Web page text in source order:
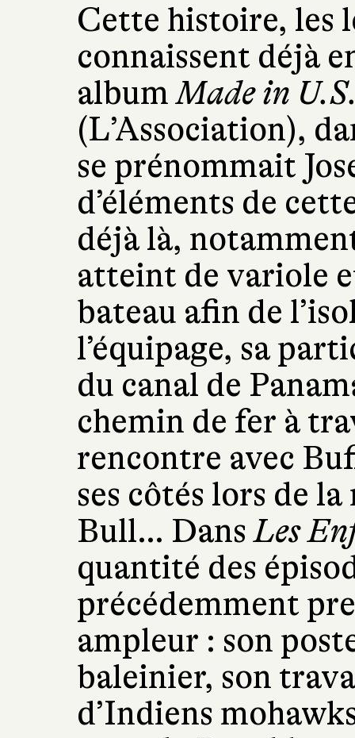
Cette histoire, les
connaissent déjà
albumMade in
(L’Association),
se prénommait
d’éléments de
déjà là,
atteint de variole
bateau afin de
l’équipage, sa
du canal de
chemin de fer à
rencontre avec
ses côtés lors de
Bull… DansLes
quantité des
précédemment
ampleur : son
baleinier, son
d’Indiens